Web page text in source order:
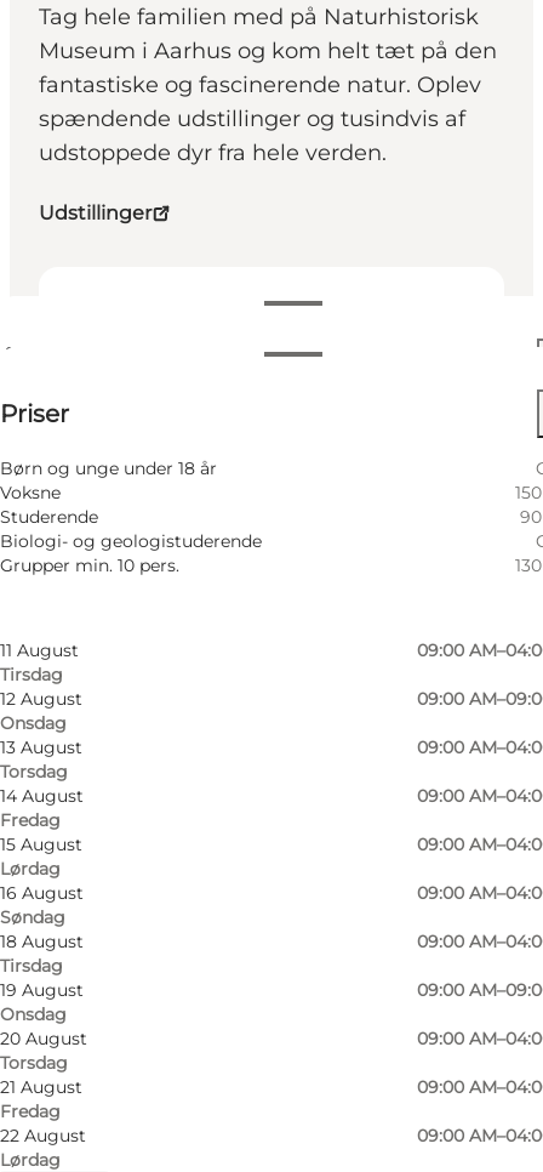
Tag hele familien med på Naturhistorisk
Museum i Aarhus og kom helt tæt på den
fantastiske og fascinerende natur. Oplev
spændende udstillinger og tusindvis af
udstoppede dyr fra hele verden.
Udstillinger
Filtrér efter måned
Torsdag
7 August
Fredag
09:00
8 August
Lørdag
09:00
11 August
Tirsdag
09:00
12 August
Onsdag
09:00
13 August
Torsdag
09:00
14 August
Fredag
09:00
15 August
Lørdag
09:00
16 August
Søndag
09:00
18 August
Tirsdag
09:00
19 August
Onsdag
09:00
20 August
Torsdag
09:00
21 August
Fredag
09:00
22 August
Lørdag
09:00
Priser
Børn og unge under 18 år
Voksne
Studerende
Biologi- og geologistuderende
Grupper min. 10 pers.
⌘
Besøg hjemmeside
Foto